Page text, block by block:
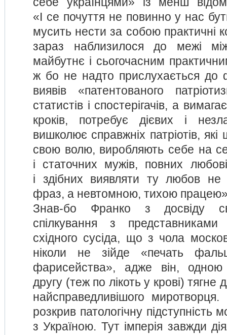
«І се почуття не повинно у нас
мусить нести за собою практичні
зараз наблизилося до межі
майбутнє і сьогочасним
ж бо не надто прислухається до
виявів «патентованого
статистів і спостерігачів, а
кроків, потребує дієвих і
вишколює справжніх патріотів,
свою волю, виробляють себе на
і статочних мужів, повних
і здібних виявляти ту любов
фраз, а невтомною, тихою
Знав-бо Франко з досвіду
спілкування з представниками
східного сусіда, що з чола
ніколи не зійде «печать
фарисейства», адже він,
другу (теж по лікоть у крові) тягне
найсправедливішого
розкрив патологічну підступність
з Україною. Тут імперія завжди